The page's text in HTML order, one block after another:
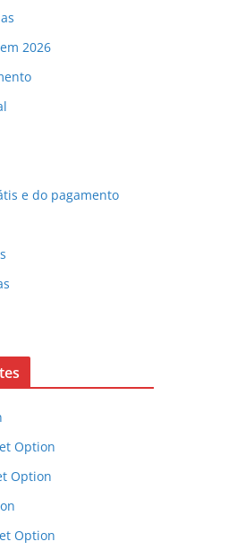
2026
e do pagamento
Option
Option
Option